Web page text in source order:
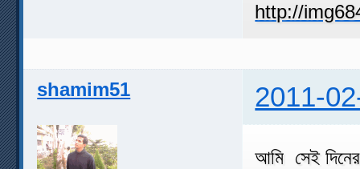
shamim51 2011-
আমি সেই